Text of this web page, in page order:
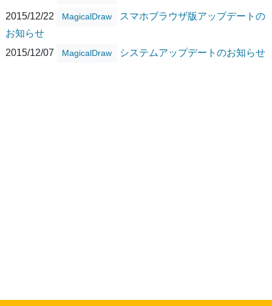
2015/12/22 MagicalDraw
スマホブラウザ版アップデートの
お知らせ
2015/12/07
MagicalDraw システムアップデートのお知らせ